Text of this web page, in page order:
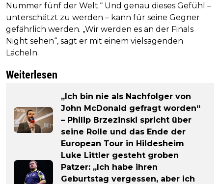
Nummer fünf der Welt.“ Und genau dieses Gefühl –
unterschätzt zu werden – kann für seine Gegner
gefährlich werden. „Wir werden es an der Finals
Night sehen“, sagt er mit einem vielsagenden
Lächeln.
Weiterlesen
„Ich bin nie als Nachfolger von
John McDonald gefragt worden“
– Philip Brzezinski spricht über
seine Rolle und das Ende der
European Tour in Hildesheim
Luke Littler gesteht groben
Patzer: „Ich habe ihren
Geburtstag vergessen, aber ich